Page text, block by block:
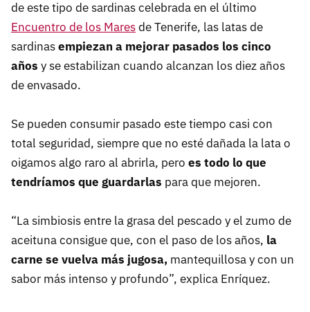
de este tipo de sardinas celebrada en el último
Encuentro de los Maresde Tenerife, las latas de
sardinasempiezan a mejorar pasados los cinco
años y se estabilizan cuando alcanzan los diez años
de envasado.
Se pueden consumir pasado este tiempo casi con
total seguridad, siempre que no esté dañada la lata o
oigamos algo raro al abrirla, pero es todo lo que
tendríamos que guardarlas para que mejoren.
“La simbiosis entre la grasa del pescado y el zumo de
aceituna consigue que, con el paso de los años, la
carne se vuelva más jugosa, mantequillosa y con un
sabor más intenso y profundo”, explica Enríquez.